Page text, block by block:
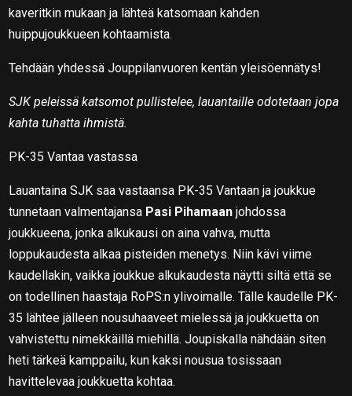
kaveritkin mukaan ja lähteä katsomaan kahden
huippujoukkueen kohtaamista.
Tehdään yhdessä Jouppilanvuoren kentän yleisöennätys!
SJK peleissä katsomot pullistelee, lauantaille odotetaan jopa
kahta tuhatta ihmistä.
PK-35 Vantaa vastassa
Lauantaina SJK saa vastaansa PK-35 Vantaan ja joukkue
tunnetaan valmentajansa Pasi Pihamaan johdossa
joukkueena, jonka alkukausi on aina vahva, mutta
loppukaudesta alkaa pisteiden menetys. Niin kävi viime
kaudellakin, vaikka joukkue alkukaudesta näytti siltä että se
on todellinen haastaja RoPS:n ylivoimalle. Tälle kaudelle PK-
35 lähtee jälleen nousuhaaveet mielessä ja joukkuetta on
vahvistettu nimekkäillä miehillä. Joupiskalla nähdään siten
heti tärkeä kamppailu, kun kaksi nousua tosissaan
havittelevaa joukkuetta kohtaa.